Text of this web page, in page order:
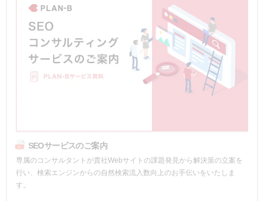
SEOサービスのご案内
専属のコンサルタントが貴社Webサイトの課題発見から解決策の立案を
行い、検索エンジンからの自然検索流入数向上のお手伝いをいたしま
す。